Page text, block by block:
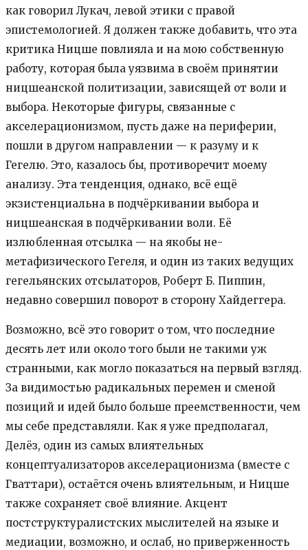
как говорил Лукач, левой этики с правой
эпистемологией. Я должен также добавить, что эта
критика Ницше повлияла и на мою собственную
работу, которая была уязвима в своём принятии
ницшеанской политизации, зависящей от воли и
выбора. Некоторые фигуры, связанные с
акселерационизмом, пусть даже на периферии,
пошли в другом направлении — к разуму и к
Гегелю. Это, казалось бы, противоречит моему
анализу. Эта тенденция, однако, всё ещё
экзистенциальна в подчёркивании выбора и
ницшеанская в подчёркивании воли. Её
излюбленная отсылка — на якобы не-
метафизического Гегеля, и один из таких ведущих
гегельянских отсылаторов, Роберт Б. Пиппин,
недавно совершил поворот в сторону Хайдеггера.
Возможно, всё это говорит о том, что последние
десять лет или около того были не такими уж
странными, как могло показаться на первый взгляд.
За видимостью радикальных перемен и сменой
позиций и идей было больше преемственности, чем
мы себе представляли. Как я уже предполагал,
Делёз, один из самых влиятельных
концептуализаторов акселерационизма (вместе с
Гваттари), остаётся очень влиятельным, и Ницше
также сохраняет своё влияние. Акцент
постструктуралистских мыслителей на языке и
медиации, возможно, и ослаб, но приверженность